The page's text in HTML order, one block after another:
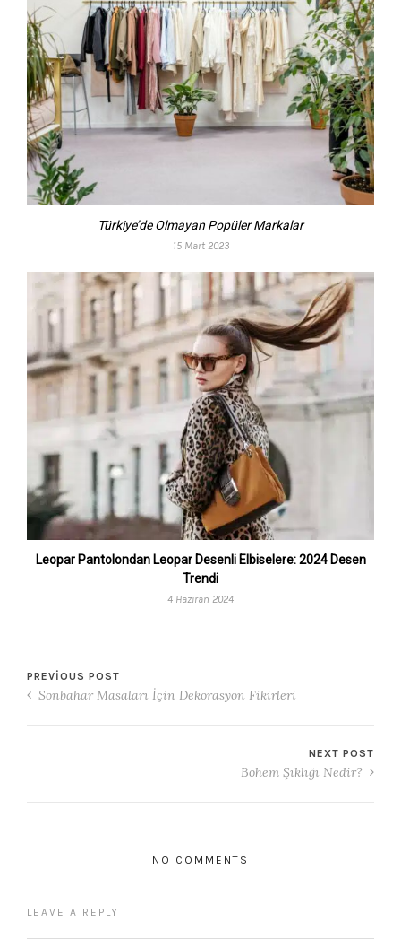
Türkiye’de Olmayan Popüler Markalar
15 Mart 2023
Leopar Pantolondan Leopar Desenli Elbiselere: 2024 Desen
Trendi
4 Haziran 2024
PREVIOUS POST
Sonbahar Masaları İçin Dekorasyon Fikirleri
NEXT POST
Bohem Şıklığı Nedir?
NO COMMENTS
LEAVE A REPLY